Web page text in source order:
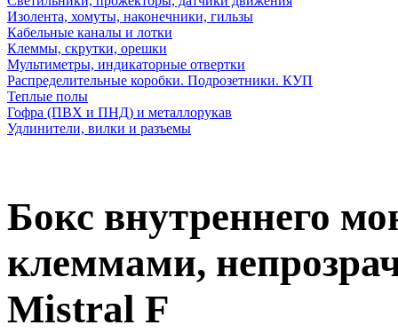
Изолента, хомуты, наконечники, гильзы
Кабельные каналы и лотки
Клеммы, скрутки, орешки
Мультиметры, индикаторные отвертки
Распределительные коробки. Подрозетники. КУП
Теплые полы
Гофра (ПВХ и ПНД) и металлорукав
Удлинители, вилки и разъемы
Бокс внутреннего
клеммами,
Mistral F